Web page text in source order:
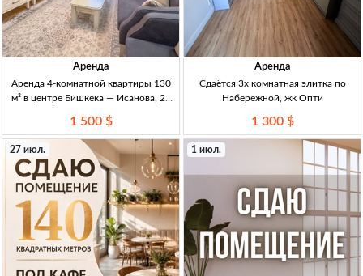
Аренда
Аренда 4-комнатной квартиры 130
м² в центре Бишкека — Исанова, 20
Бишкека, ул. Исанова/Боконбаева,
БТ, длит. аренда, депозит
1 500 $
Аренда
Сдаётся 3х комнатная элитка по
Набережной, жк Опти
1 300 $
27 июл. 1 июл.